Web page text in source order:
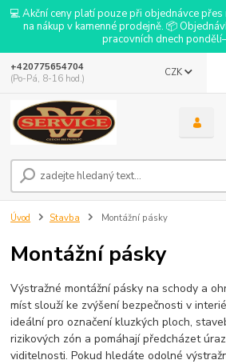
💻 Akční ceny platí pouze při objednávce
na nákup v kamenné prodejně. 📦
pracovních dnech
CZK
+420775654704
(Po-Pá, 8-16 hod.)
Úvod Stavba Montážní pásky
Montážní pásky
Výstražné montážní pásky na schody a
míst slouží ke zvýšení bezpečnosti v
ideální pro označení kluzkých ploch,
rizikových zón a pomáhají předcházet
viditelnosti. Pokud hledáte odolné